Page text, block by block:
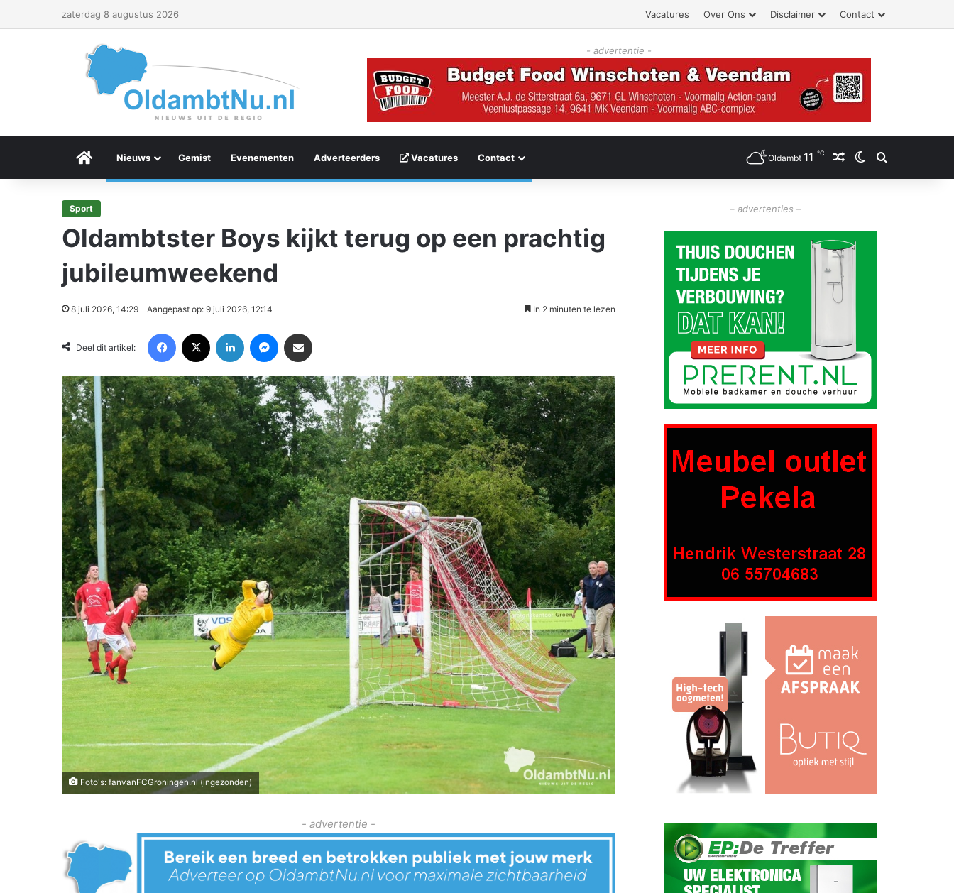
zaterdag 8 augustus 2026 Vacatures Over Ons Disclaimer Contact
- advertentie -
Menu Item
Nieuws Gemist Evenementen Adverteerders Vacatures Contact Oldambt 11 ℃ Willekeurig artikel
Switch skin
Zoeken
Sport
Oldambtster Boys kijkt terug op een prachtig
jubileumweekend
8 juli 2026, 14:29 Aangepast op: 9 juli 2026, 12:14 In 2 minuten te lezen
Deel dit artikel:
Foto's: fanvanFCGroningen.nl (ingezonden)
- advertentie -
– advertenties –